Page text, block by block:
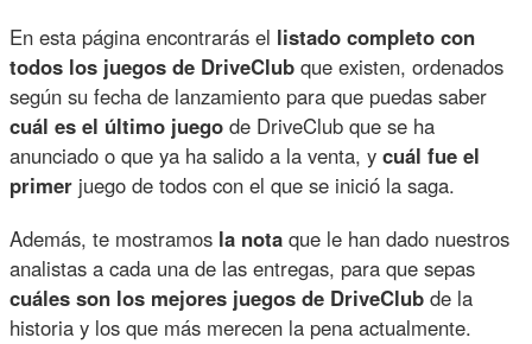
En esta página encontrarás el listado completo con
todos los juegos de DriveClub que existen, ordenados
según su fecha de lanzamiento para que puedas saber
cuál es el último juego de DriveClub que se ha
anunciado o que ya ha salido a la venta, ycuál fue el
primer juego de todos con el que se inició la saga.
Además, te mostramos la nota que le han dado nuestros
analistas a cada una de las entregas, para que sepas
cuáles son los mejores juegos de DriveClub de la
historia y los que más merecen la pena actualmente.